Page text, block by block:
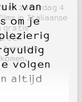
van
om je
volgen
altijd
en zaterdag 4
in Italiaanse
gratis
een
terras is